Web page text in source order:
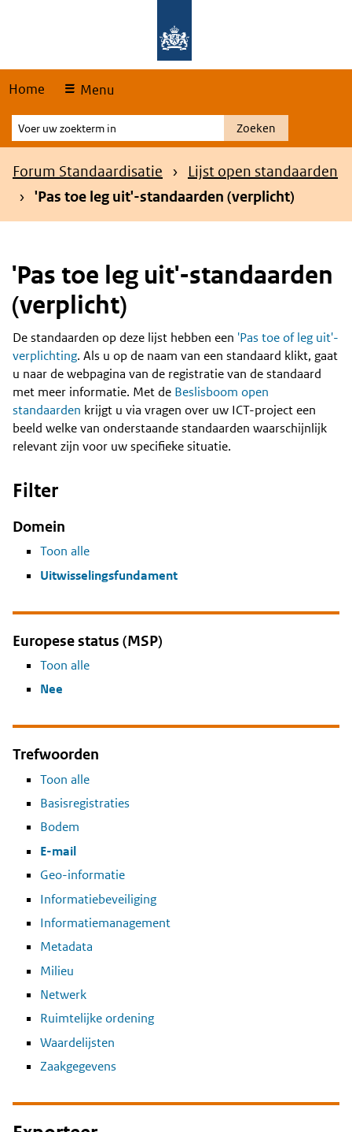
Home Menu
Voer
uw
zoekterm
Zoeken
Kruimelpad
Forum Standaardisatie
Lijst open standaarden
'Pas toe leg uit'-standaarden (verplicht)
'Pas toe leg uit'-standaarden
(verplicht)
Content
De standaarden op deze lijst hebben een 'Pas toe of leg uit'-
verplichting. Als u op de naam van een standaard klikt, gaat
u naar de webpagina van de registratie van de standaard
met meer informatie. Met de Beslisboom open
standaarden krijgt u via vragen over uw ICT-project een
beeld welke van onderstaande standaarden waarschijnlijk
relevant zijn voor uw specifieke situatie.
Filter
Domein
Toon alle
Uitwisselingsfundament
Europese status (MSP)
Toon alle
Nee
Trefwoorden
Toon alle
Basisregistraties
Bodem
E-mail
Geo-informatie
Informatiebeveiliging
Informatiemanagement
Metadata
Milieu
Netwerk
Ruimtelijke ordening
Waardelijsten
Zaakgegevens